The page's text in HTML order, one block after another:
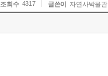
조회수 4317 글쓴이 자연사박물관